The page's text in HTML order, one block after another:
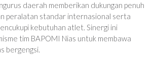
daerah memberikan dukungan penuh
peralatan standar internasional serta
kebutuhan atlet. Sinergi ini
tim BAPOMI Nias untuk membawa
bergengsi.